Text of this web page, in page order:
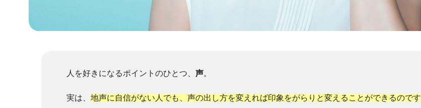
人を好きになるポイントのひとつ、 声。
実は、 地声に自信がない人でも、声の出し方を変えれば印象をがらりと変えることができるのです